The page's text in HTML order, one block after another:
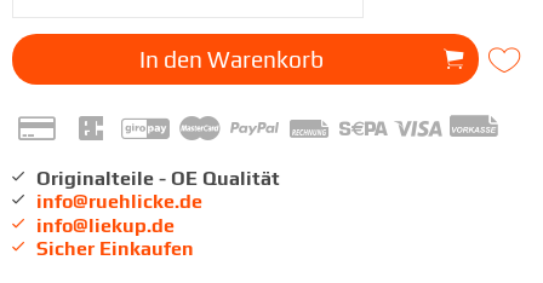
In den Warenkorb
Originalteile - OE Qualität
info@ruehlicke.de
info@liekup.de
Sicher Einkaufen